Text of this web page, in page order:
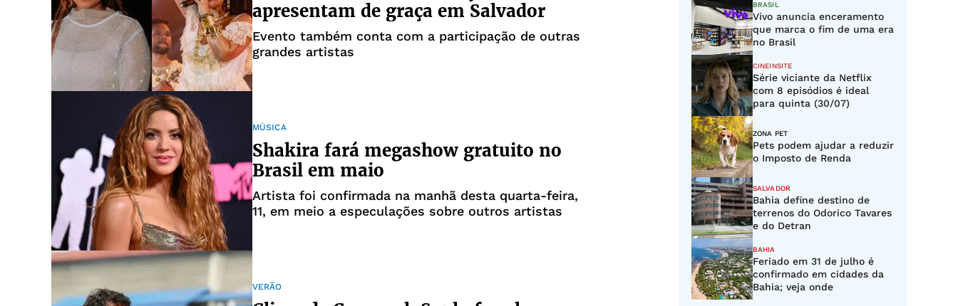
apresentam de graça em Salvador
Evento também conta com a participação de outras
grandes artistas
MÚSICA
Shakira fará megashow gratuito no
Brasil em maio
Artista foi confirmada na manhã desta quarta-feira,
11, em meio a especulações sobre outros artistas
VERÃO
BRASIL
Vivo anuncia enceramento
que marca o fim de uma era
no Brasil
CINEINSITE
Série viciante da Netflix
com 8 episódios é ideal
para quinta (30/07)
ZONA PET
Pets podem ajudar a reduzir
o Imposto de Renda
SALVADOR
Bahia define destino de
terrenos do Odorico Tavares
e do Detran
BAHIA
Feriado em 31 de julho é
confirmado em cidades da
Bahia; veja onde